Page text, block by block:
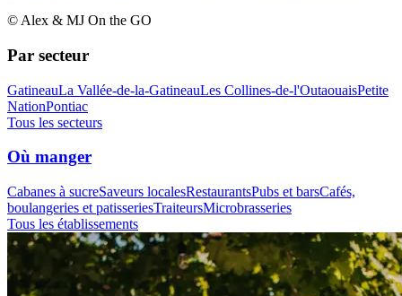
© Alex & MJ On the GO
Par secteur
GatineauLa Vallée-de-la-GatineauLes Collines-de-l'OutaouaisPetite
NationPontiac
Tous les secteurs
Où manger
Cabanes à sucreSaveurs localesRestaurantsPubs et barsCafés,
boulangeries et patisseriesTraiteursMicrobrasseries
Tous les établissements